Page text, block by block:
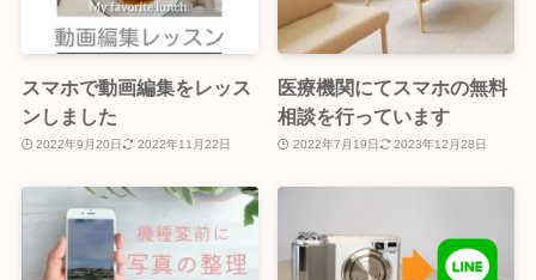
スマホで動画編集をレッス
ンしました
2022年9月20日 2022年11月22日
医療機関にてスマホの無料
相談を行っています
2022年7月19日 2023年12月28日